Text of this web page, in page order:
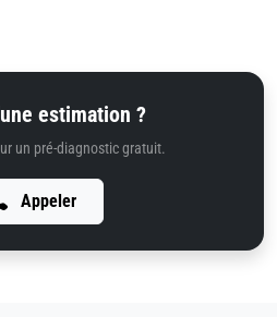
estimation ?
un pré-diagnostic gratuit.
Appeler